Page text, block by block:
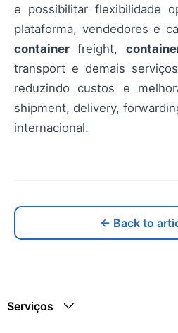
e possibilitar flexibilidade
plataforma, vendedores e
container freight,
transport e demais
reduzindo custos e
shipment, delivery,
internacional.
← Back to
Serviços